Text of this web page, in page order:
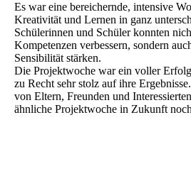
Es war eine bereichernde, intensive
Kreativität und Lernen in ganz
Schülerinnen und Schüler konnten
Kompetenzen verbessern, sondern
Sensibilität stärken.
Die Projektwoche war ein voller
zu Recht sehr stolz auf ihre
von Eltern, Freunden und
ähnliche Projektwoche in Zukunft